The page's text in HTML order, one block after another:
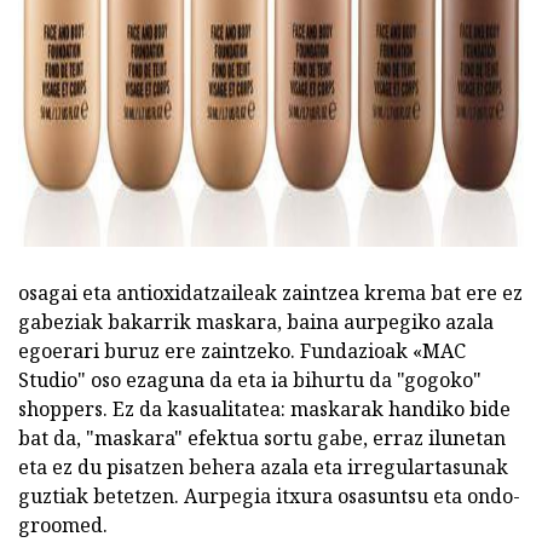
osagai eta antioxidatzaileak zaintzea krema bat ere ez
gabeziak bakarrik maskara, baina aurpegiko azala
egoerari buruz ere zaintzeko. Fundazioak «MAC
Studio" oso ezaguna da eta ia bihurtu da "gogoko"
shoppers. Ez da kasualitatea: maskarak handiko bide
bat da, "maskara" efektua sortu gabe, erraz ilunetan
eta ez du pisatzen behera azala eta irregulartasunak
guztiak betetzen. Aurpegia itxura osasuntsu eta ondo-
groomed.